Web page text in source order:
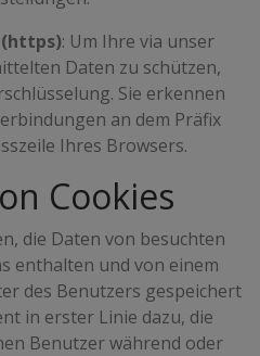
(https): Um Ihre via unser
Daten zu schützen,
Sie erkennen
an dem Präfix
Ihres Browsers.
Cookies
die Daten von besuchten
enthalten und von einem
des Benutzers gespeichert
in erster Linie dazu, die
Benutzer während oder